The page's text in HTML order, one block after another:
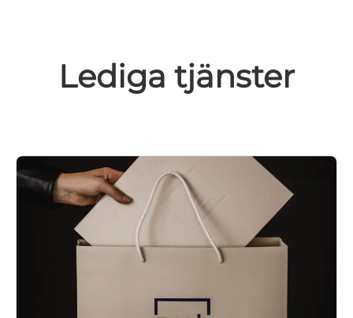
Lediga tjänster